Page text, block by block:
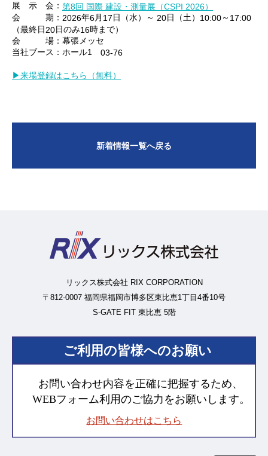
展 示 会： 第8回 国際 建設・測量展（CSPI 2026）
会 期： 2026年6月 17日（水）～ 20日（土） 10:00～ 17:00
（最終日20日のみ16時まで）
会 場：幕張メッセ
当社ブース：ホール1 03-76
▶来場登録はこちら（無料）
新着情報一覧へ戻る
リックス株式会社 RIX CORPORATION
〒812-0007 福岡県福岡市博多区東比恵1丁目4番10号
S-GATE FIT 東比恵 5階